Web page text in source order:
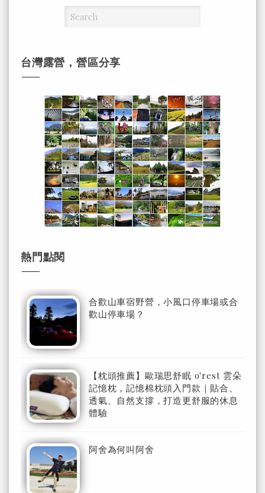
台灣露營，營區分享
熱門點閱
合歡山車宿野營，小風口停車場或合
歡山停車場？
【枕頭推薦】歐瑞思舒眠 o'rest 雲朵
記憶枕，記憶棉枕頭入門款｜貼合、
透氣、自然支撐，打造更舒服的休息
體驗
阿舍為何叫阿舍